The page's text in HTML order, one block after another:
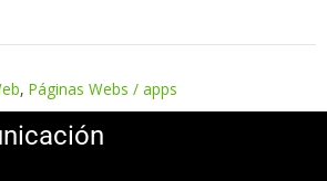
, Páginas Webs / apps